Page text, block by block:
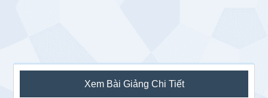
Sidebar
Xem Bài Giảng Chi Tiết